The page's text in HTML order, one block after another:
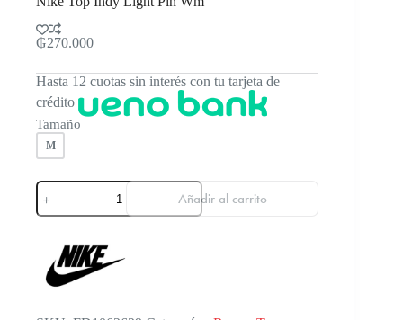
₲270.000
Hasta 12 cuotas sin interés con tu tarjeta de
crédito
Tamaño
M
Nike
Top
Indy
Wm
cantidad
Añadir al carrito